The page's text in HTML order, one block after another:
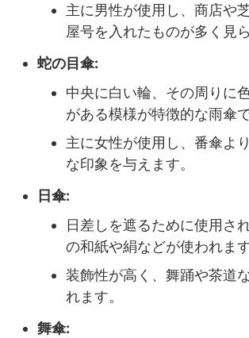
主に男性が使用し、商店や
屋号を入れたものが多く見
蛇の目傘:
中央に白い輪、その周りに
がある模様が特徴的な雨傘で
主に女性が使用し、番傘よ
な印象を与えます。
日傘:
日差しを遮るために使用さ
の和紙や絹などが使われます
装飾性が高く、舞踊や茶道
れます。
舞傘: